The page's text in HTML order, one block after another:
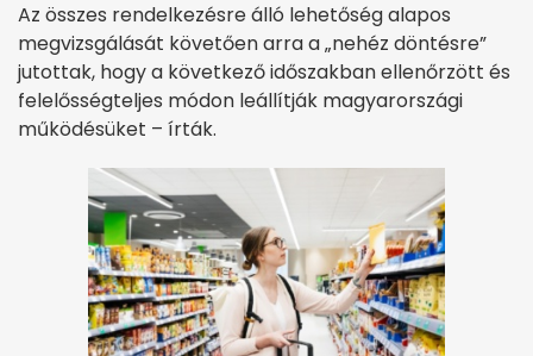
Az összes rendelkezésre álló lehetőség alapos
megvizsgálását követően arra a „nehéz döntésre”
jutottak, hogy a következő időszakban ellenőrzött és
felelősségteljes módon leállítják magyarországi
működésüket – írták.